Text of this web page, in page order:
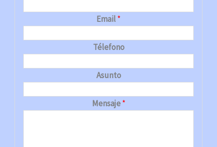
Email*
Télefono
Asunto
Mensaje*